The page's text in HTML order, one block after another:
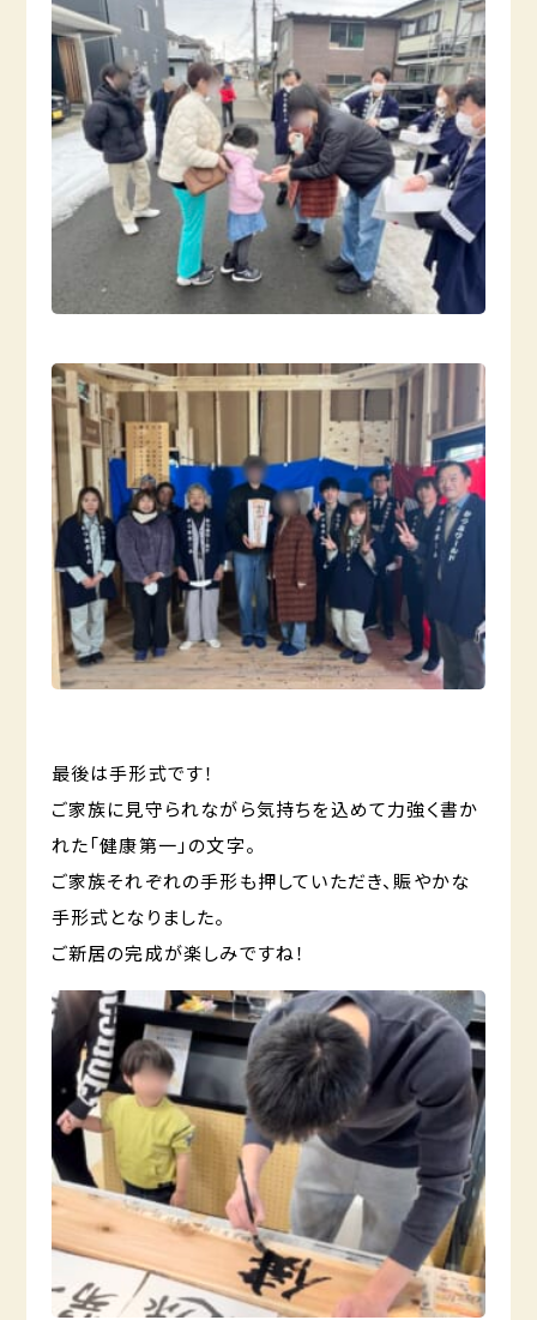
最後は手形式です！
ご家族に見守られながら気持ちを込めて力強く書か
れた「健康第一」の文字。
ご家族それぞれの手形も押していただき、賑やかな
手形式となりました。
ご新居の完成が楽しみですね！